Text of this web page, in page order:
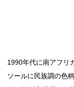
090
089
088
1990年代に南アフリ
ソールに民族調の色